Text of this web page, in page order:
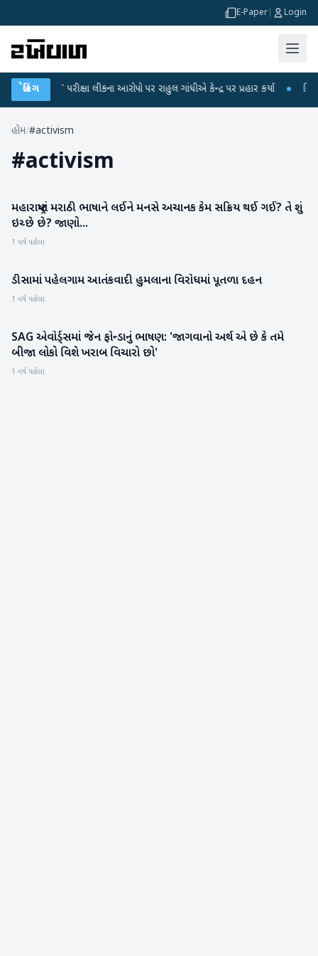
E-Paper Login
બ્રેકિંગ
UGC-NET પરીક્ષા લીકના આરોપો પર રાહુલ ગાંધીએ કેન્દ્ર પર પ્રહાર કર્યા ●
હોમ/#activism
#activism
રાષ્ટ્રીય
મહારાષ્ટ્રમાં મરાઠી ભાષાને લઈને મનસે અચાનક કેમ સક્રિય થઈ ગઈ? તે શું
ઇચ્છે છે? જાણો...
1 વર્ષ પહેલા
બનાસકાંઠા
ડીસામાં પહેલગામ આતંકવાદી હુમલાના વિરોધમાં પૂતળા દહન
1 વર્ષ પહેલા
આંતરરાષ્ટ્રીય
SAG એવોર્ડ્સમાં જેન ફોન્ડાનું ભાષણ: 'જાગવાનો અર્થ એ છે કે તમે
બીજા લોકો વિશે ખરાબ વિચારો છો'
1 વર્ષ પહેલા